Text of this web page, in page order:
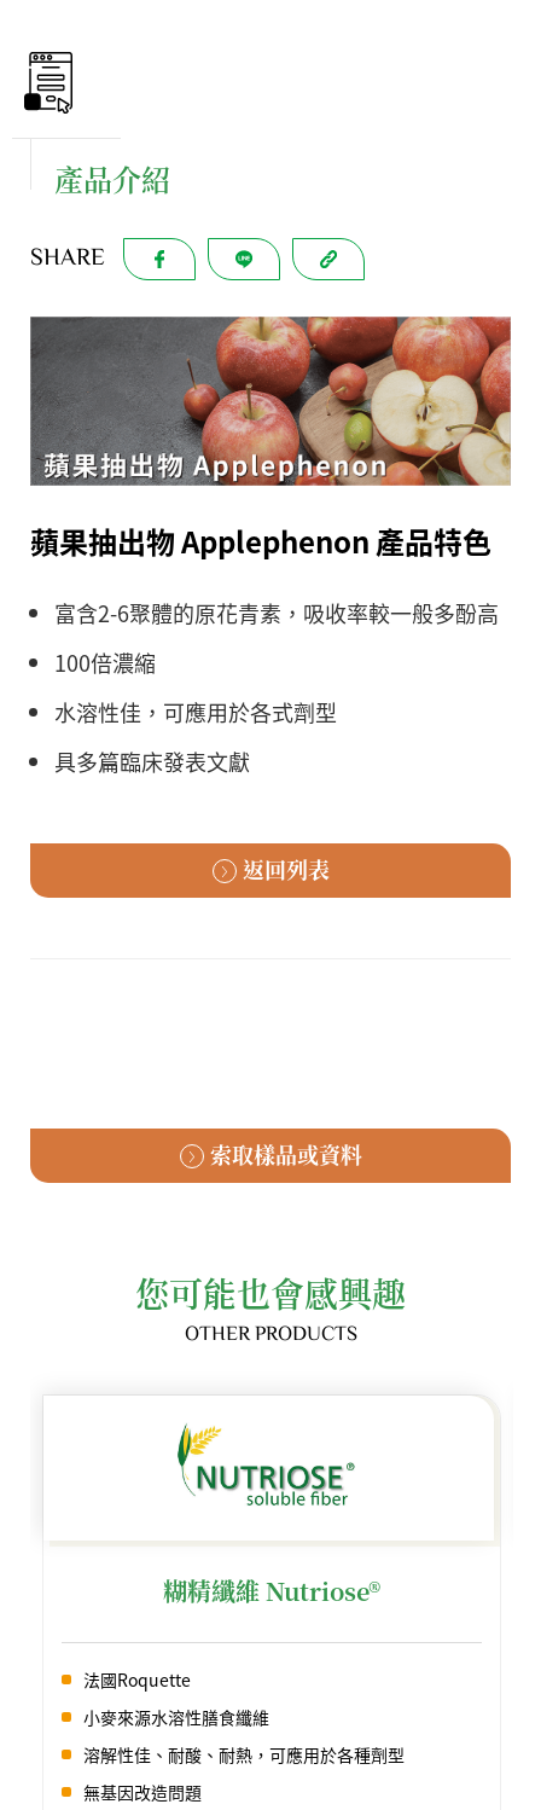
產品介紹
SHARE
蘋果抽出物 Applephenon 產品特色
富含2-6聚體的原花青素，吸收率較一般多酚高
100倍濃縮
水溶性佳，可應用於各式劑型
具多篇臨床發表文獻
返回列表
索取樣品或資料
您可能也會感興趣
OTHER PRODUCTS
糊精纖維 Nutriose®
法國Roquette
小麥來源水溶性膳食纖維
溶解性佳、耐酸、耐熱，可應用於各種劑型
無基因改造問題